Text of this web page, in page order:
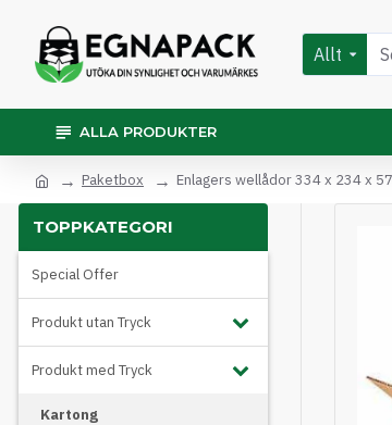
Allt
ALLA PRODUKTER
Paketbox Enlagers wellådor 334 x 234 x
TOPPKATEGORI
Special Offer
Produkt utan Tryck
Produkt med Tryck
Kartong